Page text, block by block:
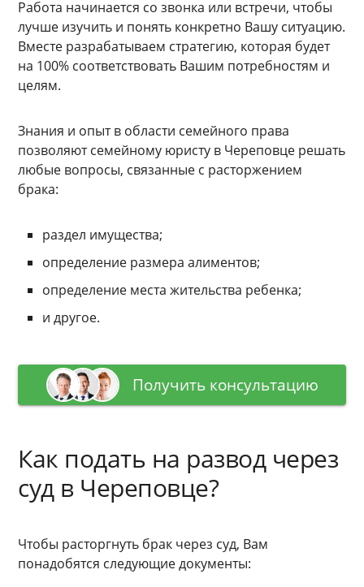
Работа начинается со звонка или встречи, чтобы
лучше изучить и понять конкретно Вашу ситуацию.
Вместе разрабатываем стратегию, которая будет
на 100% соответствовать Вашим потребностям и
целям.
Знания и опыт в области семейного права
позволяют семейному юристу в Череповце решать
любые вопросы, связанные с расторжением
брака:
раздел имущества;
определение размера алиментов;
определение места жительства ребенка;
и другое.
Получить консультацию
Как подать на развод через
суд в Череповце?
Чтобы расторгнуть брак через суд, Вам
понадобятся следующие документы: